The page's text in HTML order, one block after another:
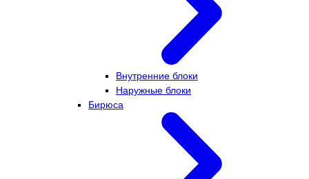
Внутренние блоки
Наружные блоки
Бирюса